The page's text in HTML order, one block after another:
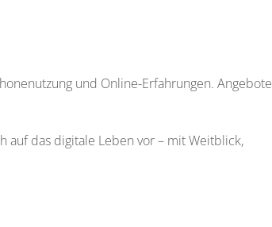
und Online-Erfahrungen. Angebote
auf das digitale Leben vor – mit Weitblick,